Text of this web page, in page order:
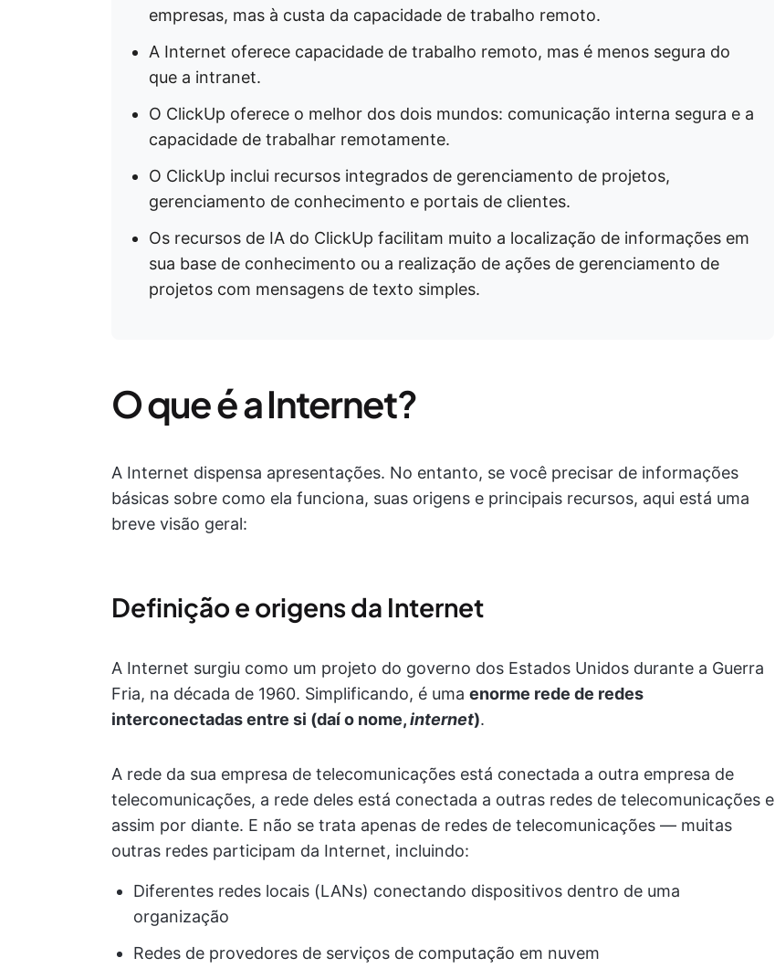
empresas, mas à custa da capacidade de trabalho remoto.
A Internet oferece capacidade de trabalho remoto, mas é menos segura do
que a intranet.
O ClickUp oferece o melhor dos dois mundos: comunicação interna segura e a
capacidade de trabalhar remotamente.
O ClickUp inclui recursos integrados de gerenciamento de projetos,
gerenciamento de conhecimento e portais de clientes.
Os recursos de IA do ClickUp facilitam muito a localização de informações em
sua base de conhecimento ou a realização de ações de gerenciamento de
projetos com mensagens de texto simples.
O que é a Internet?
A Internet dispensa apresentações. No entanto, se você precisar de informações
básicas sobre como ela funciona, suas origens e principais recursos, aqui está uma
breve visão geral:
Definição e origens da Internet
A Internet surgiu como um projeto do governo dos Estados Unidos durante a Guerra
Fria, na década de 1960. Simplificando, é uma enorme rede de redes
interconectadas entre si (daí o nome,internet).
A rede da sua empresa de telecomunicações está conectada a outra empresa de
telecomunicações, a rede deles está conectada a outras redes de telecomunicações e
assim por diante. E não se trata apenas de redes de telecomunicações — muitas
outras redes participam da Internet, incluindo:
Diferentes redes locais (LANs) conectando dispositivos dentro de uma
organização
Redes de provedores de serviços de computação em nuvem